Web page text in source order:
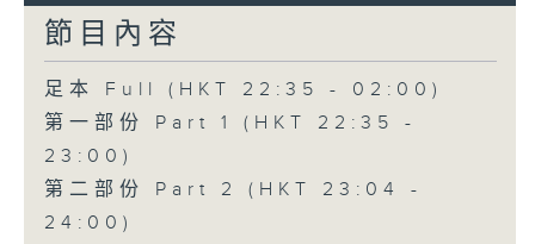
節目內容
足本 Full (HKT 22:35 - 02:00)
第一部份 Part 1 (HKT 22:35 -
23:00)
第二部份 Part 2 (HKT 23:04 -
24:00)